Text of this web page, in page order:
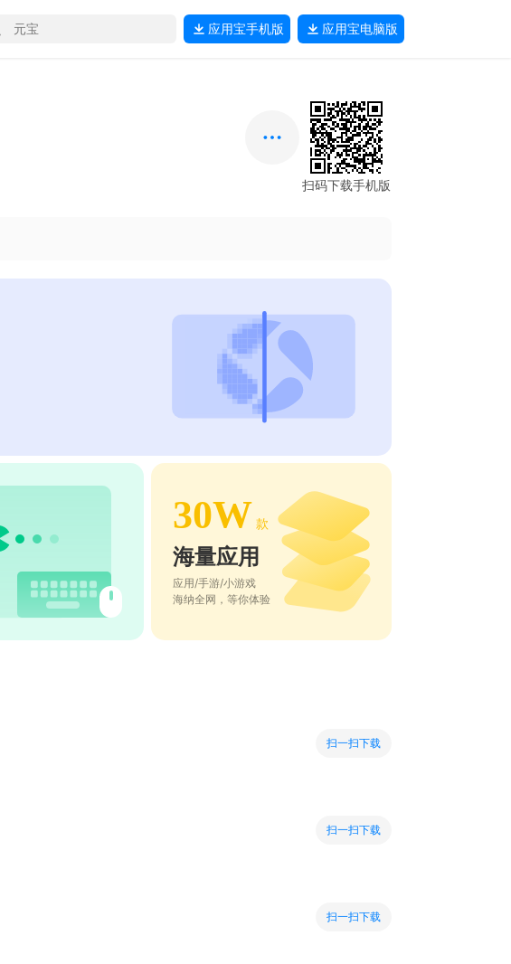
应用宝手机版 应用宝电脑版
扫码下载手机版
30W 款
海量应用
应用/手游/小游戏
海纳全网，等你体验
扫一扫下载
扫一扫下载
扫一扫下载